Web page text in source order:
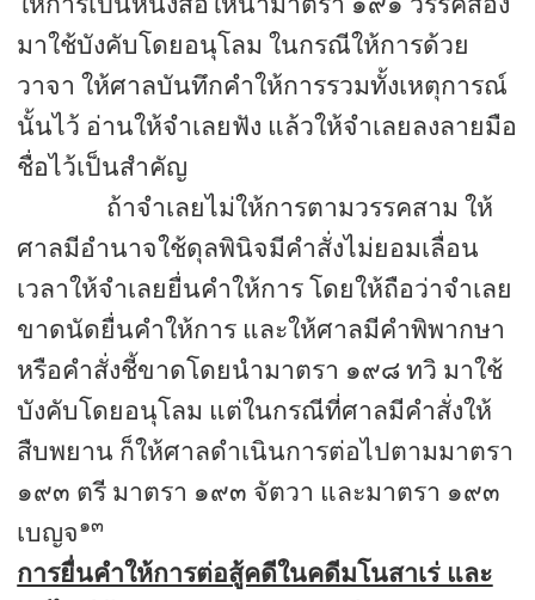
มาใช้บังคับโดยอนุโลม ในกรณีให้การด้วย
วาจา ให้ศาลบันทึกคำให้การรวมทั้งเหตุการณ์
นั้นไว้ อ่านให้จำเลยฟัง แล้วให้จำเลยลงลายมือ
ชื่อไว้เป็นสำคัญ
ถ้าจำเลยไม่ให้การตามวรรคสาม ให้
ศาลมีอำนาจใช้ดุลพินิจมีคำสั่งไม่ยอมเลื่อน
เวลาให้จำเลยยื่นคำให้การ โดยให้ถือว่าจำเลย
ขาดนัดยื่นคำให้การ และให้ศาลมีคำพิพากษา
หรือคำสั่งชี้ขาดโดยนำมาตรา ๑๙๘ ทวิ มาใช้
บังคับโดยอนุโลม แต่ในกรณีที่ศาลมีคำสั่งให้
สืบพยาน ก็ให้ศาลดำเนินการต่อไปตามมาตรา
๑๙๓ ตรี มาตรา ๑๙๓ จัตวา และมาตรา ๑๙๓
เบญจ๑๓
การยื่นคำให้การต่อสู้คดีในคดีมโนสาเร่ และ